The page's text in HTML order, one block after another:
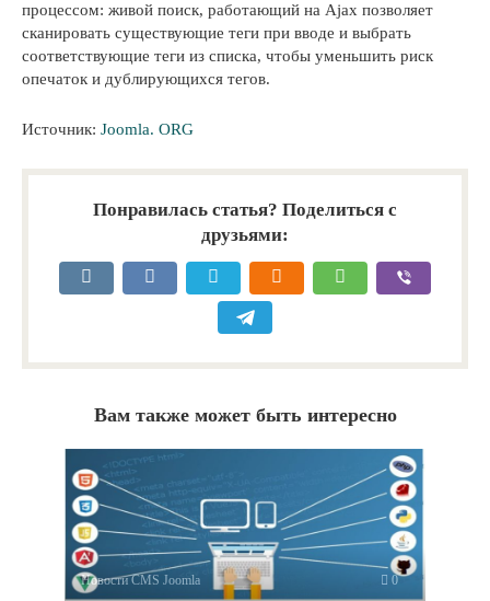
процессом: живой поиск, работающий на Ajax позволяет
сканировать существующие теги при вводе и выбрать
соответствующие теги из списка, чтобы уменьшить риск
опечаток и дублирующихся тегов.
Источник: Joomla. ORG
Понравилась статья? Поделиться с
друзьями:
Вам также может быть интересно
Новости CMS Joomla 0